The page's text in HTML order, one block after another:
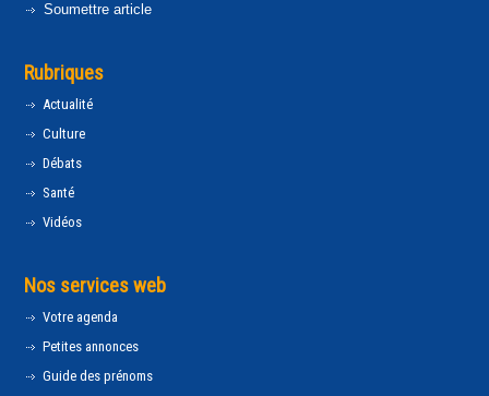
Soumettre article
Rubriques
Actualité
Culture
Débats
Santé
Vidéos
Nos services web
Votre agenda
Petites annonces
Guide des prénoms